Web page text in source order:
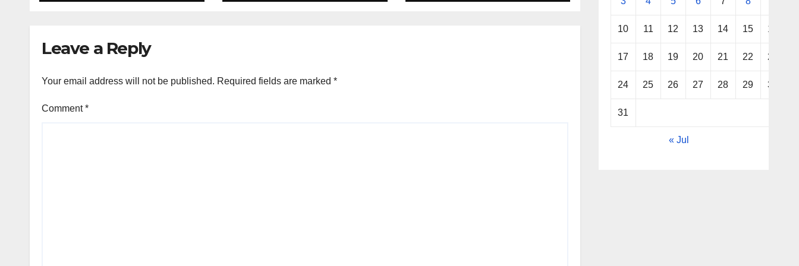
Jelang HUT Ke-81 RI
Main-main
Leave a Reply
Your email address will not be published. Required fields are marked *
Comment*
10 11 12 13 14 15 16
17 18 19 20 21 22 23
24 25 26 27 28 29 30
31
« Jul